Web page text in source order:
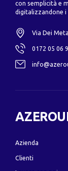
con semplicità e
digitalizzandone i
Via Dei
0172 05 06
Azienda
Clienti